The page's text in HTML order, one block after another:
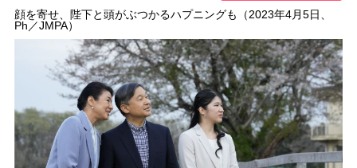
顔を寄せ、陛下と頭がぶつかるハプニングも（2023年4月5日、
Ph／JMPA）